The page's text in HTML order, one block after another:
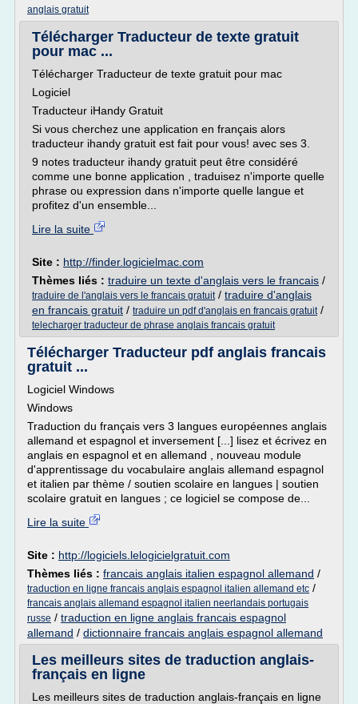
anglais gratuit
Télécharger Traducteur de texte gratuit
pour mac ...
Télécharger Traducteur de texte gratuit pour mac
Logiciel
Traducteur iHandy Gratuit
Si vous cherchez une application en français alors
traducteur ihandy gratuit est fait pour vous! avec ses 3.
9 notes traducteur ihandy gratuit peut être considéré
comme une bonne application , traduisez n'importe quelle
phrase ou expression dans n'importe quelle langue et
profitez d'un ensemble...
Lire la suite
Site : http://finder.logicielmac.com
Thèmes liés : traduire un texte d'anglais vers le francais /
traduire de l'anglais vers le francais gratuit/ traduire d'anglais
en francais gratuit / traduire un pdf d'anglais en francais gratuit/
telecharger traducteur de phrase anglais francais gratuit
Télécharger Traducteur pdf anglais francais
gratuit ...
Logiciel Windows
Windows
Traduction du français vers 3 langues européennes anglais
allemand et espagnol et inversement [...] lisez et écrivez en
anglais en espagnol et en allemand , nouveau module
d'apprentissage du vocabulaire anglais allemand espagnol
et italien par thème / soutien scolaire en langues | soutien
scolaire gratuit en langues ; ce logiciel se compose de...
Lire la suite
Site : http://logiciels.lelogicielgratuit.com
Thèmes liés : francais anglais italien espagnol allemand /
traduction en ligne francais anglais espagnol italien allemand etc /
francais anglais allemand espagnol italien neerlandais portugais
russe / traduction en ligne anglais francais espagnol
allemand / dictionnaire francais anglais espagnol allemand
Les meilleurs sites de traduction anglais-
français en ligne
Les meilleurs sites de traduction anglais-français en ligne